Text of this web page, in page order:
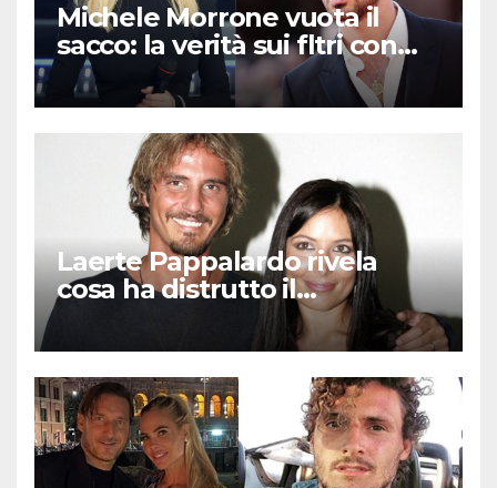
Michele Morrone vuota il
sacco: la verità sui fltri con
Belen e Marcuzzi
Laerte Pappalardo rivela
cosa ha distrutto il
matrimonio con Selvaggia
Lucarelli